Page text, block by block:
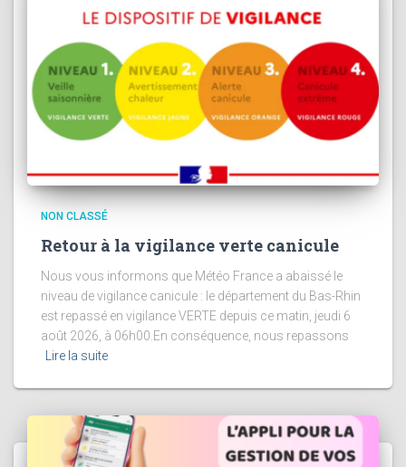
NON CLASSÉ
Retour à la vigilance verte canicule
Nous vous informons que Météo France a abaissé le
niveau de vigilance canicule : le département du Bas-Rhin
est repassé en vigilance VERTE depuis ce matin, jeudi 6
août 2026, à 06h00.En conséquence, nous repassons
Lire la suite